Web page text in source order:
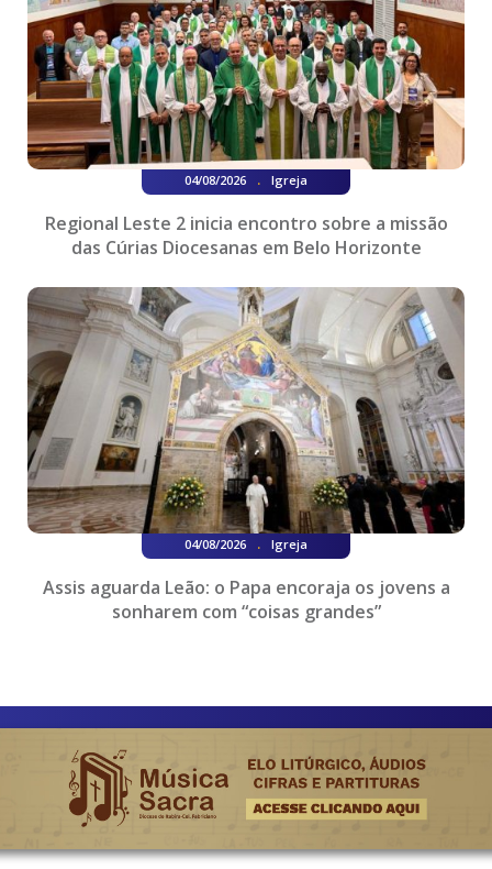
04/08/2026 . Igreja
Regional Leste 2 inicia encontro sobre a missão
das Cúrias Diocesanas em Belo Horizonte
04/08/2026 . Igreja
Assis aguarda Leão: o Papa encoraja os jovens a
sonharem com “coisas grandes”